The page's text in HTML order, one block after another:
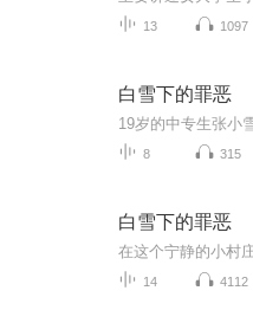
13 1097
白雪下的罪恶
8 315
白雪下的罪恶
14 4112